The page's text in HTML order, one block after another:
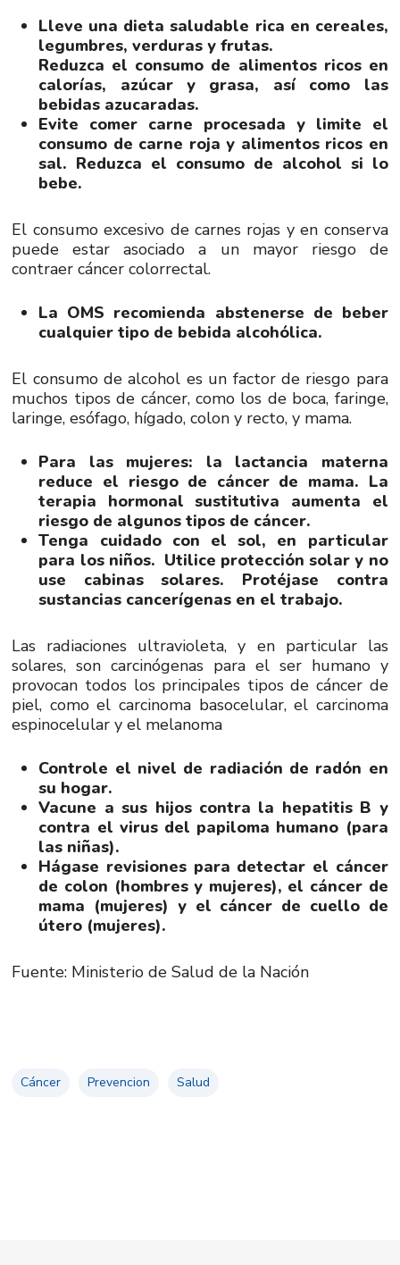
Lleve una dieta saludable rica en cereales,
legumbres, verduras y frutas.
Reduzca el consumo de alimentos ricos en
calorías, azúcar y grasa, así como las
bebidas azucaradas.
Evite comer carne procesada y limite el
consumo de carne roja y alimentos ricos en
sal. Reduzca el consumo de alcohol si lo
bebe.
El consumo excesivo de carnes rojas y en conserva
puede estar asociado a un mayor riesgo de
contraer cáncer colorrectal.
La OMS recomienda abstenerse de beber
cualquier tipo de bebida alcohólica.
El consumo de alcohol es un factor de riesgo para
muchos tipos de cáncer, como los de boca, faringe,
laringe, esófago, hígado, colon y recto, y mama.
Para las mujeres: la lactancia materna
reduce el riesgo de cáncer de mama. La
terapia hormonal sustitutiva aumenta el
riesgo de algunos tipos de cáncer.
Tenga cuidado con el sol, en particular
para los niños. Utilice protección solar y no
use cabinas solares. Protéjase contra
sustancias cancerígenas en el trabajo.
Las radiaciones ultravioleta, y en particular las
solares, son carcinógenas para el ser humano y
provocan todos los principales tipos de cáncer de
piel, como el carcinoma basocelular, el carcinoma
espinocelular y el melanoma
Controle el nivel de radiación de radón en
su hogar.
Vacune a sus hijos contra la hepatitis B y
contra el virus del papiloma humano (para
las niñas).
Hágase revisiones para detectar el cáncer
de colon (hombres y mujeres), el cáncer de
mama (mujeres) y el cáncer de cuello de
útero (mujeres).
Fuente: Ministerio de Salud de la Nación
Cáncer Prevencion Salud